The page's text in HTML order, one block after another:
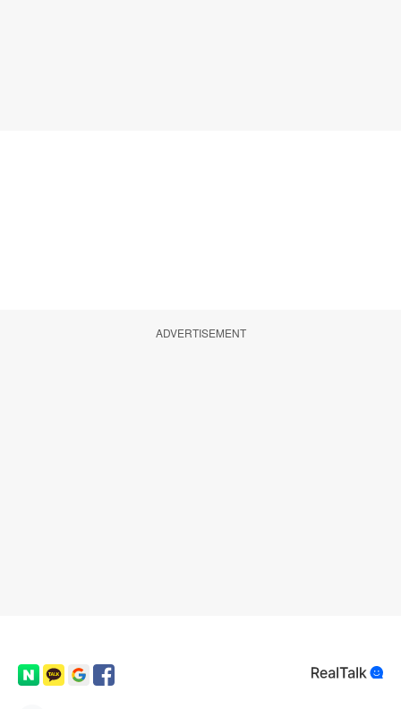
ADVERTISEMENT